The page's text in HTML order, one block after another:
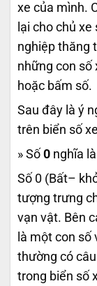
xe của mình.
lại cho chủ
nghiệp thăng
những con số
hoặc bấm số.
Sau đây là ý
trên biển số xe
» Số 0 nghĩa
Số 0 (Bất–
tượng trưng
vạn vật. Bên
là một con
thường có
trong biển số